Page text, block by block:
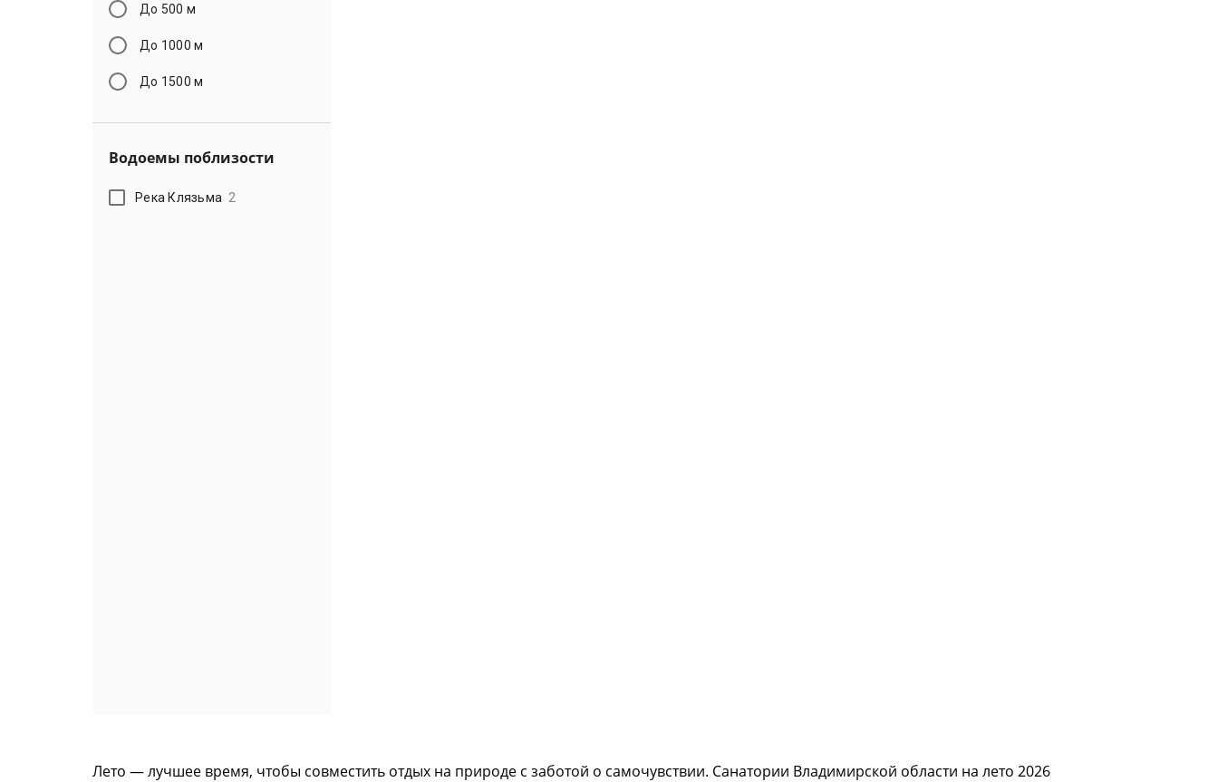
До 500 м
До 1000 м
До 1500 м
Водоемы поблизости
Река Клязьма 2
Лето — лучшее время, чтобы совместить отдых на природе с заботой о самочувствии. Санатории Владимирской области на лето 2026